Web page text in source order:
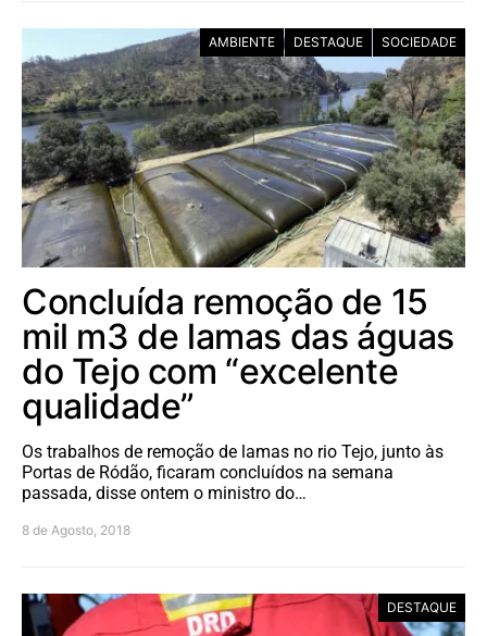
AMBIENTE DESTAQUE SOCIEDADE
Concluída remoção de 15
mil m3 de lamas das águas
do Tejo com “excelente
qualidade”
Os trabalhos de remoção de lamas no rio Tejo, junto às
Portas de Ródão, ficaram concluídos na semana
passada, disse ontem o ministro do…
8 de Agosto, 2018
DESTAQUE